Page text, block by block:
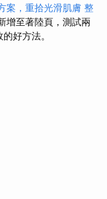
案，重拾光滑肌膚 整
增至著陸頁，測試兩
好方法。